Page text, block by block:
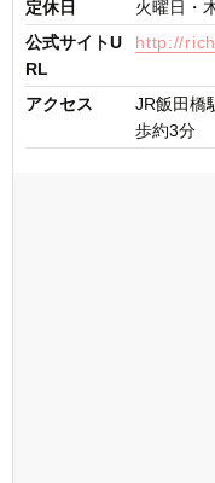
定休日
火曜日・
公式サイトU
RL
http://
アクセス
JR飯田橋
歩約3分